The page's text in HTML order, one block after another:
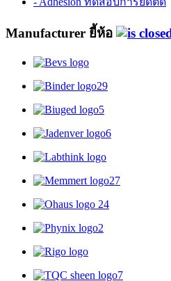
Manufacturer ยี้ห้อ